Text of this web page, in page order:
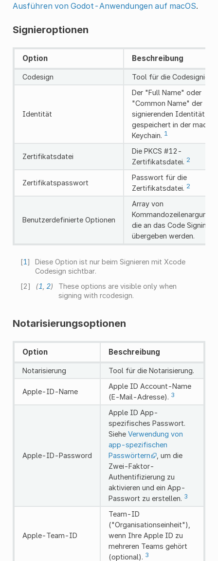
Ausführen von Godot-Anwendungen auf macOS.
Signieroptionen
Option Beschreibung
Codesign Tool für die
Identität
Der "Full Name" oder
"Common Name" der
signierenden Identität,
gespeichert in der
Keychain. 1
Zertifikatsdatei
Die PKCS #12-
Zertifikatsdatei. 2
Zertifikatspasswort
Passwort für die
Zertifikatsdatei. 2
Benutzerdefinierte Optionen
Array von
die an das Code Signing
übergeben werden.
[1]
Diese Option ist nur beim Signieren mit Xcode
Codesign sichtbar.
[2] (1 2)
These options are visible only when
signing with rcodesign.
Notarisierungsoptionen
Option Beschreibung
Notarisierung Tool für die Notarisierung.
Apple-ID-Name
Apple ID Account-Name
(E-Mail-Adresse). 3
Apple-ID-Password
Apple ID App-
spezifisches Passwort.
Siehe Verwendung von
app-spezifischen
Passwörtern
, um die
Zwei-Faktor-
Authentifizierung zu
aktivieren und ein App-
Passwort zu erstellen. 3
Apple-Team-ID
Team-ID
("Organisationseinheit"),
wenn Ihre Apple ID zu
mehreren Teams gehört
(optional). 3